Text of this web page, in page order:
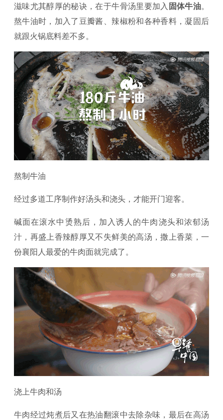
滋味尤其醇厚的秘诀，在于牛骨汤里要加入 固体牛油。
熬牛油时，加入了豆瓣酱、辣椒粉和各种香料，凝固后
就跟火锅底料差不多。
熬制牛油
经过多道工序制作好汤头和浇头，才能开门迎客。
碱面在滚水中烫熟后，加入诱人的牛肉浇头和浓郁汤
汁，再盛上香辣醇厚又不失鲜美的高汤，撒上香菜，一
份襄阳人最爱的牛肉面就完成了。
浇上牛肉和汤
牛肉经过炖煮后又在热油翻滚中去除杂味，最后在高汤